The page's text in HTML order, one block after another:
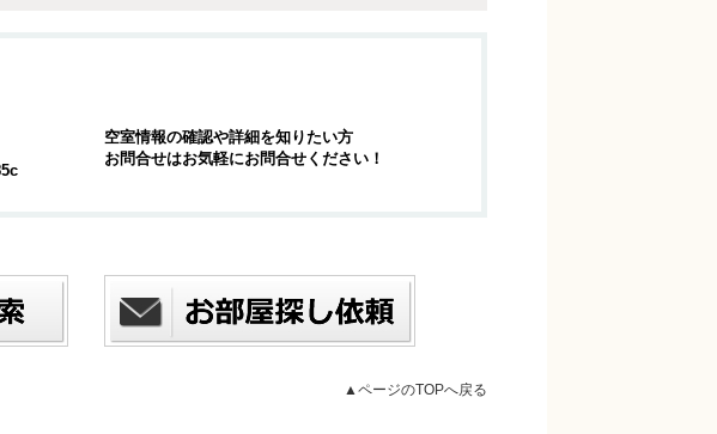
空室情報の確認や詳細を知りたい方
お問合せはお気軽にお問合せください！
▲ページのTOPへ戻る